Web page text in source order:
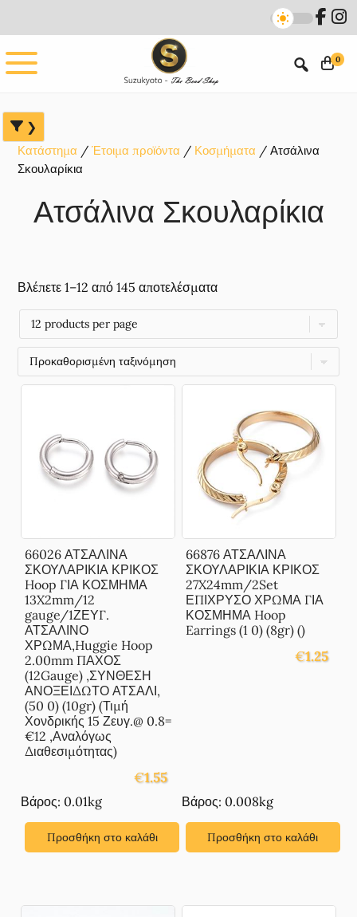
main
content
primary
sidebar
footer
0
Κατάστημα Έτοιμα προϊόντα Κοσμήματα
Ατσάλινα
Σκουλαρίκια
Ατσάλινα Σκουλαρίκια
Βλέπετε 1–12 από 145 αποτελέσματα
66026 ΑΤΣΑΛΙΝΑ
ΣΚΟΥΛΑΡΙΚΙΑ ΚΡΙΚΟΣ
Hoop ΓΙΑ ΚΟΣΜΗΜΑ
13X2mm/12
gauge/1ΖΕΥΓ.
ΑΤΣΑΛΙΝΟ
ΧΡΩΜΑ,Huggie Hoop
2.00mm ΠΑΧΟΣ
(12Gauge) ,ΣΥΝΘΕΣΗ
ΑΝΟΞΕΙΔΩΤΟ ΑΤΣΑΛΙ,
(50 0) (10gr) (Τιμή
Χονδρικής 15 Ζευγ.@ 0.8=
€12 ,Αναλόγως
Διαθεσιμότητας)
€1.55
Βάρος: 0.01kg
Προσθήκη στο καλάθι
66876 ΑΤΣΑΛΙΝΑ
ΣΚΟΥΛΑΡΙΚΙΑ ΚΡΙΚΟΣ
27X24mm/2Set
ΕΠΙΧΡΥΣΟ ΧΡΩΜΑ ΓΙΑ
ΚΟΣΜΗΜΑ Hoop
Earrings (1 0) (8gr) ()
€1.25
Βάρος: 0.008kg
Προσθήκη στο καλάθι